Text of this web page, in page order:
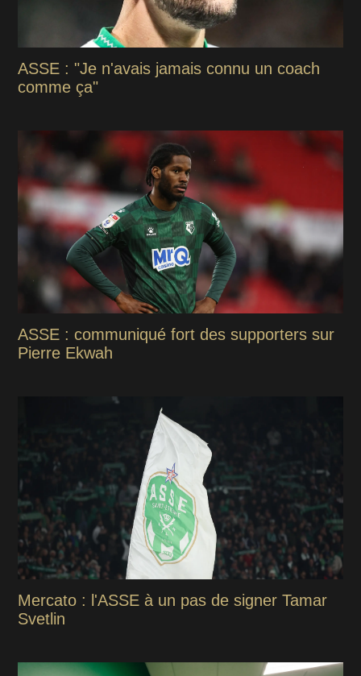
ASSE : "Je n'avais jamais connu un coach
comme ça"
ASSE : communiqué fort des supporters sur
Pierre Ekwah
Mercato : l'ASSE à un pas de signer Tamar
Svetlin